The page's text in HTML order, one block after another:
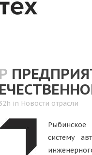
in Новости отрасли
Рыбинское
систему